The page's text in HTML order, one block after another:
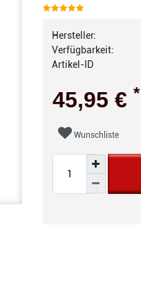
Hersteller:
Verfügbarkeit:
Artikel-ID
45,95 € *
Wunschliste